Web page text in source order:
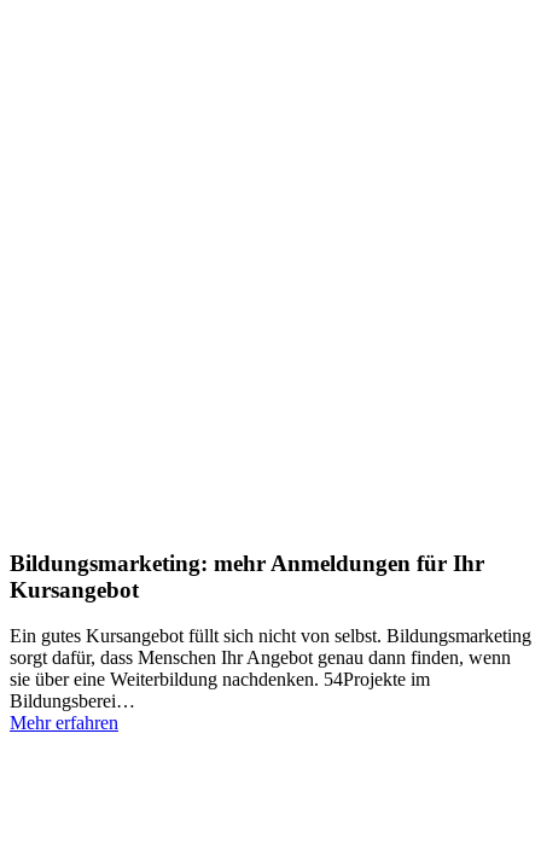
Bildungsmarketing: mehr Anmeldungen für Ihr
Kursangebot
Ein gutes Kursangebot füllt sich nicht von selbst. Bildungsmarketing
sorgt dafür, dass Menschen Ihr Angebot genau dann finden, wenn
sie über eine Weiterbildung nachdenken. 54Projekte im
Bildungsberei…
Mehr erfahren